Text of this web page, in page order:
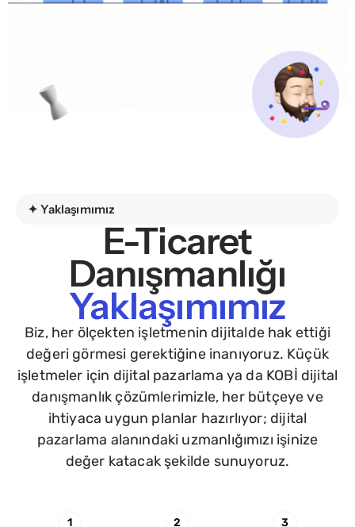
✦ Yaklaşımımız
E-Ticaret
Danışmanlığı
Yaklaşımımız
Biz, her ölçekten işletmenin dijitalde hak ettiği
değeri görmesi gerektiğine inanıyoruz. Küçük
işletmeler için dijital pazarlama ya da KOBİ dijital
danışmanlık çözümlerimizle, her bütçeye ve
ihtiyaca uygun planlar hazırlıyor; dijital
pazarlama alanındaki uzmanlığımızı işinize
değer katacak şekilde sunuyoruz.
1 2 3